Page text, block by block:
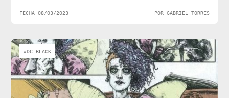
FECHA 08/03/2023 POR GABRIEL TORRES
#DC BLACK